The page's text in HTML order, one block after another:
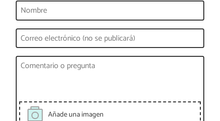
Añade una imagen